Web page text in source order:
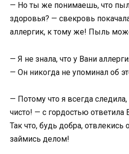
— Но ты же понимаешь, что
здоровья? — свекровь
аллергик, к тому же! Пыль
— Я не знала, что у Вани
— Он никогда не упоминал об
— Потому что я всегда
чисто! — с гордостью
Так что, будь добра, отвлекись
займись делом!